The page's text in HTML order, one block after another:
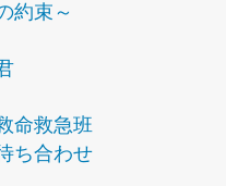
約束～
命救急班
ち合わせ